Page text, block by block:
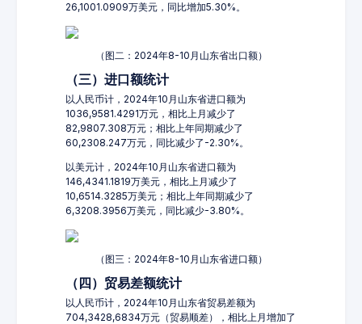
26,1001.0909万美元，同比增加5.30%。
（图二：2024年8-10月山东省出口额）
（三）进口额统计
以人民币计，2024年10月山东省进口额为
1036,9581.4291万元，相比上月减少了
82,9807.308万元；相比上年同期减少了
60,2308.247万元，同比减少了-2.30%。
以美元计，2024年10月山东省进口额为
146,4341.1819万美元，相比上月减少了
10,6514.3285万美元；相比上年同期减少了
6,3208.3956万美元，同比减少-3.80%。
（图三：2024年8-10月山东省进口额）
（四）贸易差额统计
以人民币计，2024年10月山东省贸易差额为
704,3428,6834万元（贸易顺差），相比上月增加了